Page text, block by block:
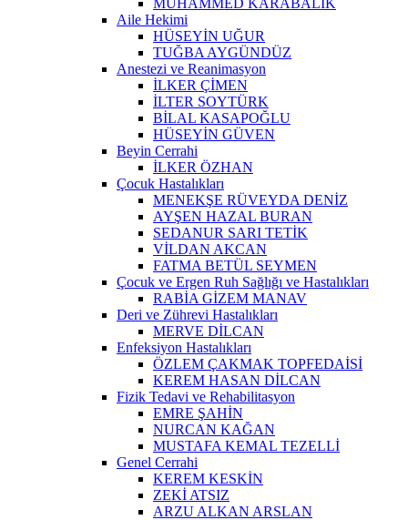
Aile Hekimi
HÜSEYİN UĞUR
TUĞBA AYGÜNDÜZ
Anestezi ve Reanimasyon
İLKER ÇİMEN
İLTER SOYTÜRK
BİLAL KASAPOĞLU
HÜSEYİN GÜVEN
Beyin Cerrahi
İLKER ÖZHAN
Çocuk Hastalıkları
MENEKŞE RÜVEYDA DENİZ
AYŞEN HAZAL BURAN
SEDANUR SARI TETİK
VİLDAN AKCAN
FATMA BETÜL SEYMEN
Çocuk ve Ergen Ruh Sağlığı ve Hastalıkları
RABİA GİZEM MANAV
Deri ve Zührevi Hastalıkları
MERVE DİLCAN
Enfeksiyon Hastalıkları
ÖZLEM ÇAKMAK TOPFEDAİSİ
KEREM HASAN DİLCAN
Fizik Tedavi ve Rehabilitasyon
EMRE ŞAHİN
NURCAN KAĞAN
MUSTAFA KEMAL TEZELLİ
Genel Cerrahi
KEREM KESKİN
ZEKİ ATSIZ
ARZU ALKAN ARSLAN